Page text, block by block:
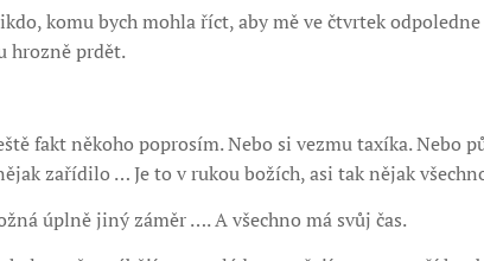
komu bych mohla říct, aby mě ve čtvrtek
hrozně prdět.
fakt někoho poprosím. Nebo si vezmu taxíka. Nebo
zařídilo … Je to v rukou božích, asi tak nějak
úplně jiný záměr …. A všechno má svůj čas.